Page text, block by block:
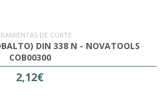
DE CORTE
DIN 338 N - NOVATOOLS
COB00300
2,12€